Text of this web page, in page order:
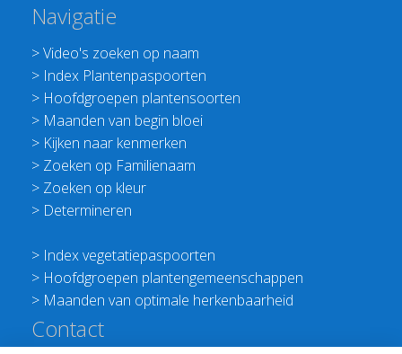
Navigatie
>Video's zoeken op naam
> Index Plantenpaspoorten
> Hoofdgroepen plantensoorten
> Maanden van begin bloei
> Kijken naar kenmerken
> Zoeken op Familienaam
> Zoeken op kleur
> Determineren
> Index vegetatiepaspoorten
> Hoofdgroepen plantengemeenschappen
> Maanden van optimale herkenbaarheid
Contact